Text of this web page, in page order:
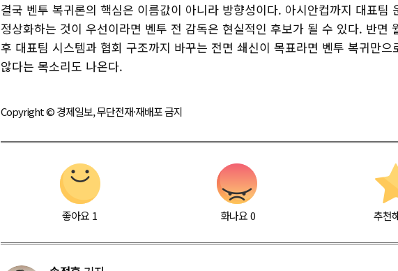
결국 벤투 복귀론의 핵심은 이름값이 아니라 방향성이다. 아시안컵까지 대표팀
정상화하는 것이 우선이라면 벤투 전 감독은 현실적인 후보가 될 수 있다. 반면
후 대표팀 시스템과 협회 구조까지 바꾸는 전면 쇄신이 목표라면 벤투 복귀만으
않다는 목소리도 나온다.
Copyright © 경제일보, 무단전재·재배포 금지
좋아요 1 화나요0 추천